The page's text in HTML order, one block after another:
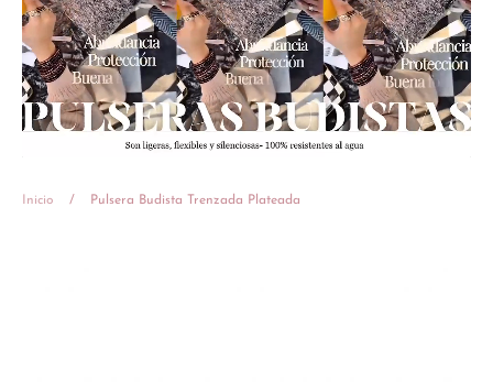
Inicio / Pulsera Budista Trenzada Plateada